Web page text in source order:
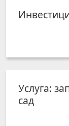
Услуга:
сад